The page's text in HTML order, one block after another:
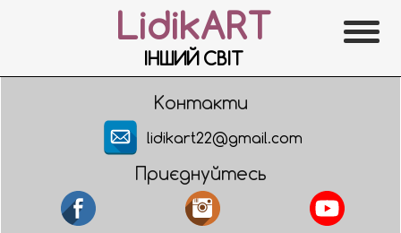
LidikART
ІНШИЙ СВІТ
Контакти
lidikart22@gmail.com
Приєднуйтесь